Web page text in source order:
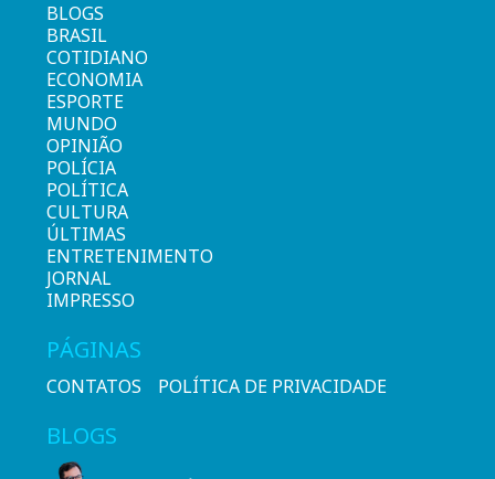
BLOGS
BRASIL
COTIDIANO
ECONOMIA
ESPORTE
MUNDO
OPINIÃO
POLÍCIA
POLÍTICA
CULTURA
ÚLTIMAS
ENTRETENIMENTO
JORNAL
IMPRESSO
PÁGINAS
CONTATOS POLÍTICA DE PRIVACIDADE
BLOGS